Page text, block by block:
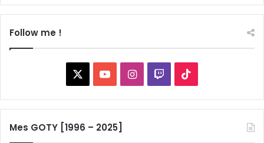
Follow me !
YouTubeInstagram
Twitch
Mes GOTY [1996 – 2025]